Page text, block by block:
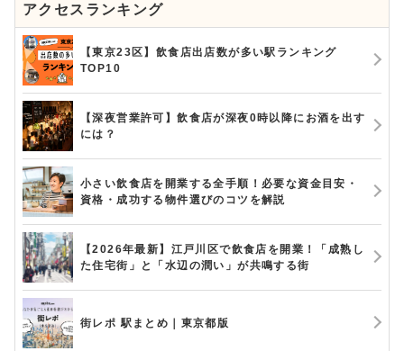
アクセスランキング
【東京23区】飲食店出店数が多い駅ランキング
TOP10
【深夜営業許可】飲食店が深夜0時以降にお酒を出す
には？
小さい飲食店を開業する全手順！必要な資金目安・
資格・成功する物件選びのコツを解説
【2026年最新】江戸川区で飲食店を開業！「成熟し
た住宅街」と「水辺の潤い」が共鳴する街
街レポ 駅まとめ｜東京都版